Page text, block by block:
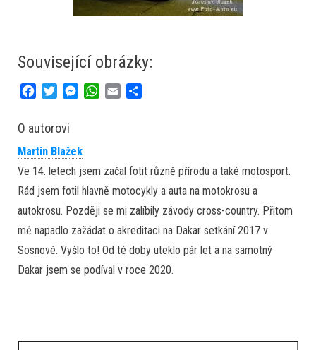
Související obrázky:
e
b
o
o
k
t
t
e
M
e
n
g
e
r
W
A
p
O autorovi
Martin Blažek
Ve 14. letech jsem začal fotit různě přírodu a také motosport.
Rád jsem fotil hlavně motocykly a auta na motokrosu a
autokrosu. Později se mi zalíbily závody cross-country. Přitom
mě napadlo zažádat o akreditaci na Dakar setkání 2017 v
Sosnové. Vyšlo to! Od té doby uteklo pár let a na samotný
Dakar jsem se podíval v roce 2020.